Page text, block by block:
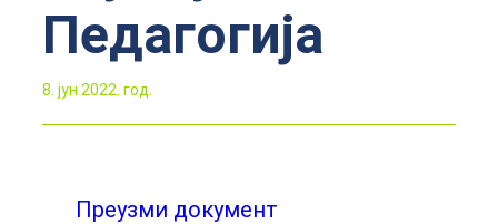
Педагогија
8. јун 2022. год.
Преузми документ